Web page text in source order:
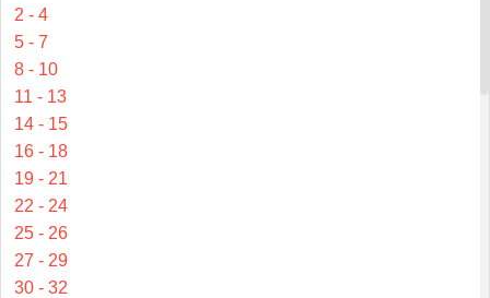
2 - 4
5 - 7
8 - 10
11 - 13
14 - 15
16 - 18
19 - 21
22 - 24
25 - 26
27 - 29
30 - 32